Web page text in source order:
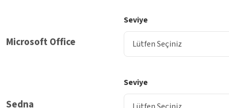
Microsoft Office
Seviye
Sedna
Seviye